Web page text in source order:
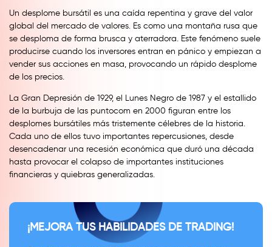
Un desplome bursátil es una caída repentina y grave del valor
global del mercado de valores. Es como una montaña rusa que
se desploma de forma brusca y aterradora. Este fenómeno suele
producirse cuando los inversores entran en pánico y empiezan a
vender sus acciones en masa, provocando un rápido desplome
de los precios.
La Gran Depresión de 1929, el Lunes Negro de 1987 y el estallido
de la burbuja de las puntocom en 2000 figuran entre los
desplomes bursátiles más tristemente célebres de la historia.
Cada uno de ellos tuvo importantes repercusiones, desde
desencadenar una recesión económica que duró una década
hasta provocar el colapso de importantes instituciones
financieras y quiebras generalizadas.
¡MEJORA TUS HABILIDADES DE TRADING!